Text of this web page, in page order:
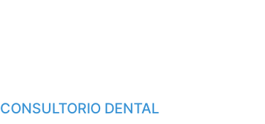
CONSULTORIO DENTAL